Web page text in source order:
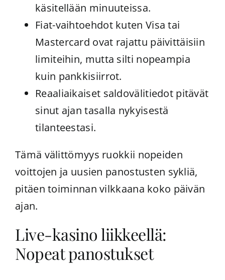
käsitellään minuuteissa.
Fiat-vaihtoehdot kuten Visa tai
Mastercard ovat rajattu päivittäisiin
limiteihin, mutta silti nopeampia
kuin pankkisiirrot.
Reaaliaikaiset saldovälitiedot pitävät
sinut ajan tasalla nykyisestä
tilanteestasi.
Tämä välittömyys ruokkii nopeiden
voittojen ja uusien panostusten sykliä,
pitäen toiminnan vilkkaana koko päivän
ajan.
Live-kasino liikkeellä:
Nopeat panostukset